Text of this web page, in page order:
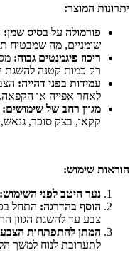
יתרונות המוצר:
פורמולה על בסיס שמן:
שומניים, מה שמבטיח
ריכוז פיגמנטים גבוה:
רק כמות קטנה להשגת
עמידות בפני דהייה:
לאחר אפייה או הקפאה.
מגוון רחב של שימושים:
קקאו, בצק סוכר, גנאש,
הוראות שימוש:
נער היטב לפני השימוש:
הוסף בהדרגה: התחל
צבע עד להשגת הגוון
המתן להתפתחות
לתערובת לנוח למשך